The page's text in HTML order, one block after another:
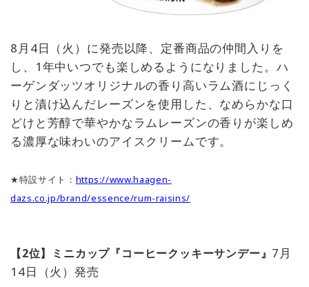
8月4日（火）に発売以降、定番商品の仲間入りを
し、1年中いつでも楽しめるようになりました。ハ
ーゲンダッツオリジナルの香り高いラム酒にじっく
りと漬け込んだレーズンを使用した、なめらかな口
どけと芳醇で華やかなラムレーズンの香りが楽しめ
る濃厚な味わいのアイスクリームです。
★特設サイト： https://www.haagen-
dazs.co.jp/brand/essence/rum-raisins/
【2位】ミニカップ『コーヒークッキーサンデー』 7月
14日（火）発売